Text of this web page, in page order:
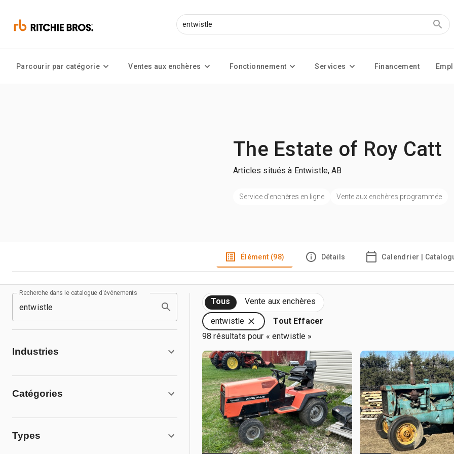
Parcourir par catégorie Ventes aux enchères Fonctionnement Services Financement
The Estate of Roy Catt
Articles situés à Entwistle, AB
Service d'enchères en ligne Vente aux enchères programmée
Élément (98) Détails Calendrier |
Recherche dans le catalogue d'événements
Industries
Catégories
Types
Tous Vente aux enchères
entwistle
Tout Effacer
98 résultats pour « entwistle »